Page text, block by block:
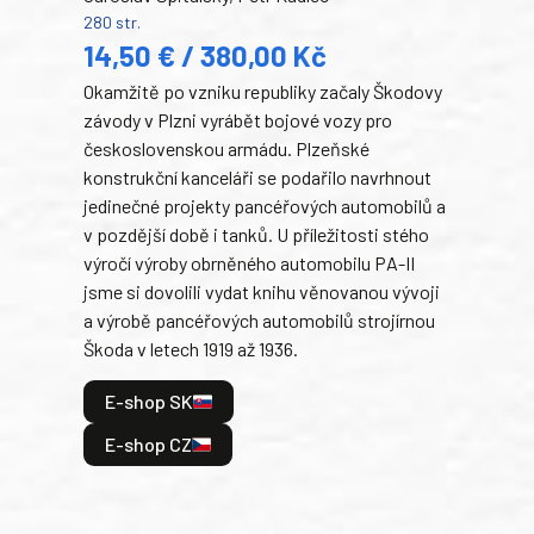
280 str.
14,50 € / 380,00 Kč
Okamžitě po vzniku republiky začaly Škodovy
závody v Plzni vyrábět bojové vozy pro
československou armádu. Plzeňské
konstrukční kanceláři se podařilo navrhnout
jedinečné projekty pancéřových automobilů a
v pozdější době i tanků. U příležitosti stého
výročí výroby obrněného automobilu PA-II
jsme si dovolili vydat knihu věnovanou vývoji
a výrobě pancéřových automobilů strojírnou
Škoda v letech 1919 až 1936.
E-shop SK
E-shop CZ